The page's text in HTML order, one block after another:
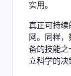
实用。
真正可持
网。​同样
备的技能
立科学的决